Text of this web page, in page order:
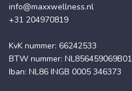
info@maxxwellness.nl
+31 204970819
KvK nummer: 66242533
BTW nummer: NL856459069B01
Iban: NL86 INGB 0005 346373